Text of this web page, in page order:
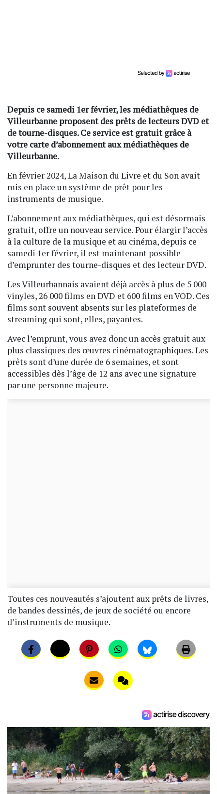
Depuis ce samedi 1er février, les médiathèques de
Villeurbanne proposent des prêts de lecteurs DVD et
de tourne-disques. Ce service est gratuit grâce à
votre carte d’abonnement aux médiathèques de
Villeurbanne.
En février 2024, La Maison du Livre et du Son avait
mis en place un système de prêt pour les
instruments de musique.
L’abonnement aux médiathèques, qui est désormais
gratuit, offre un nouveau service. Pour élargir l’accès
à la culture de la musique et au cinéma, depuis ce
samedi 1er février, il est maintenant possible
d’emprunter des tourne-disques et des lecteur DVD.
Les Villeurbannais avaient déjà accès à plus de 5 000
vinyles, 26 000 films en DVD et 600 films en VOD. Ces
films sont souvent absents sur les plateformes de
streaming qui sont, elles, payantes.
Avec l’emprunt, vous avez donc un accès gratuit aux
plus classiques des œuvres cinématographiques. Les
prêts sont d’une durée de 6 semaines, et sont
accessibles dès l’âge de 12 ans avec une signature
par une personne majeure.
Toutes ces nouveautés s’ajoutent aux prêts de livres,
de bandes dessinés, de jeux de société ou encore
d’instruments de musique.